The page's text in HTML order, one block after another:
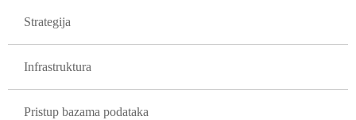
Strategija
Infrastruktura
Pristup bazama podataka